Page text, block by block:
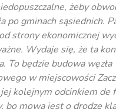
żeby
po gminach sąsiednich.
strony ekonomicznej
Wydaje się, że ta
To będzie budowa węzła
w miejscowości
kolejnym odcinkiem de
bo mowa jest o drodze